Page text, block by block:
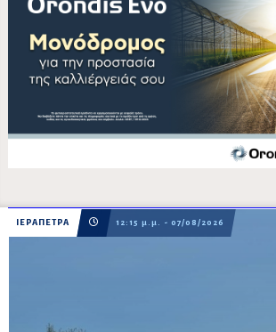
ΙΕΡΑΠΕΤΡΑ 12:15 μ.μ. - 07/08/2026